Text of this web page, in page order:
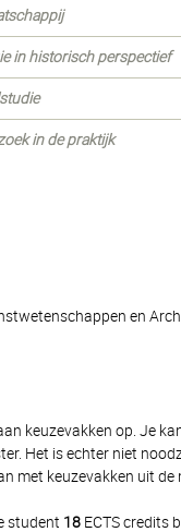
in historisch perspectief
in de praktijk
en
keuzevakken op. Je
Het is echter niet
met keuzevakken uit de
student 18 ECTS credits